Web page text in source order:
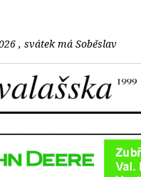
, svátek má Soběslav